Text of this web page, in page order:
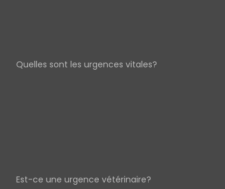
Quelles sont les urgences vitales?
Est-ce une urgence vétérinaire?